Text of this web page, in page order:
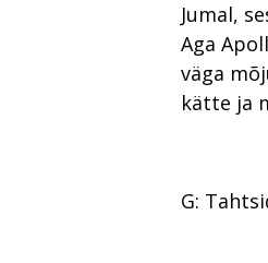
Jumal,
Aga
väga
kätte ja
G: